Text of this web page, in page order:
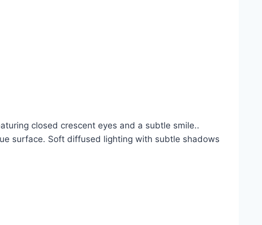
closed crescent eyes and a subtle smile..
surface. Soft diffused lighting with subtle shadows